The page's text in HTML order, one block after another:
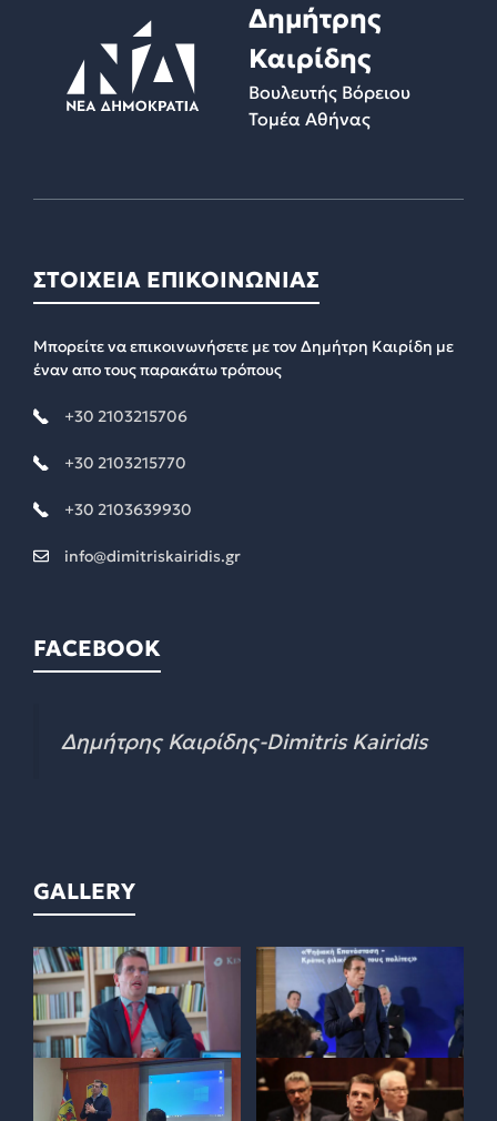
Δημήτρης
Καιρίδης
Βουλευτής Βόρειου
Τομέα Αθήνας
ΣΤΟΙΧΕΙΑ ΕΠΙΚΟΙΝΩΝΙΑΣ
Μπορείτε να επικοινωνήσετε με τον Δημήτρη Καιρίδη με
έναν απο τους παρακάτω τρόπους
+30 2103215706
+30 2103215770
+30 2103639930
info@dimitriskairidis.gr
FACEBOOK
Δημήτρης Καιρίδης-Dimitris Kairidis
GALLERY